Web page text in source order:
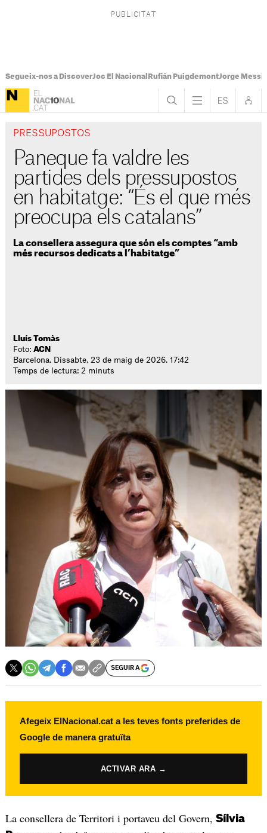
Segueix-nos a DiscoverJoc El Nacional Rufián PuigdemontJorge Messi
PRESSUPOSTOS
Paneque fa valdre les
partides dels pressupostos
en habitatge: “És el que més
preocupa els catalans”
La consellera assegura que són els comptes “amb
més recursos dedicats a l’habitatge”
Lluís Tomàs
Foto:ACN
Barcelona. Dissabte, 23 de maig de 2026. 17:42
Temps de lectura: 2 minuts
SEGUIR A
Afegeix ElNacional.cat a les teves fonts preferides de
Google de manera gratuïta
ACTIVAR ARA →
La consellera de Territori i portaveu del Govern, Sílvia